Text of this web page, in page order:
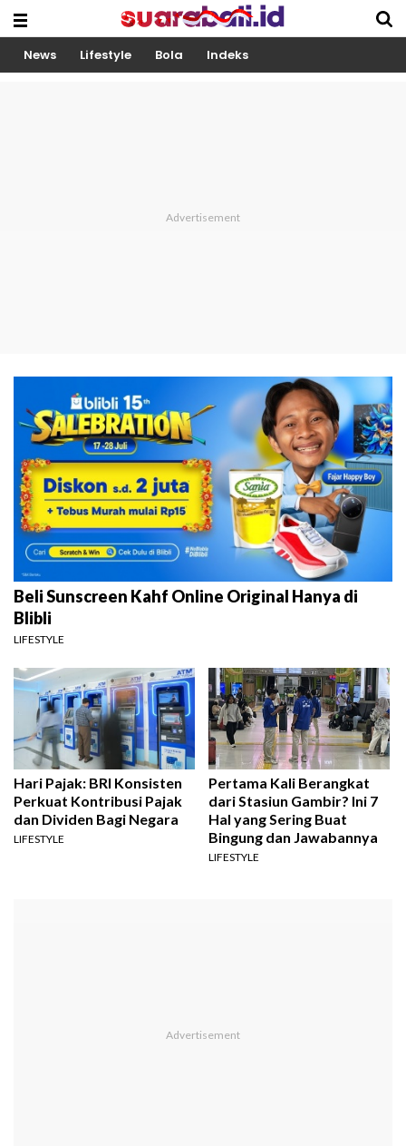
News Lifestyle Bola Indeks
Beli Sunscreen Kahf Online Original Hanya di
Blibli
LIFESTYLE
Hari Pajak: BRI Konsisten
Perkuat Kontribusi Pajak
dan Dividen Bagi Negara
LIFESTYLE
Pertama Kali Berangkat
dari Stasiun Gambir? Ini 7
Hal yang Sering Buat
Bingung dan Jawabannya
LIFESTYLE